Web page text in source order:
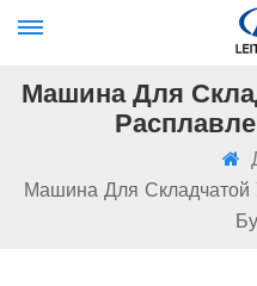
Машина Для
Машина Для Складчатой